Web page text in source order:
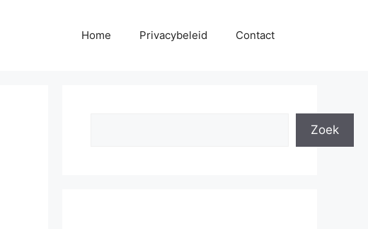
Home Privacybeleid Contact
Zoek